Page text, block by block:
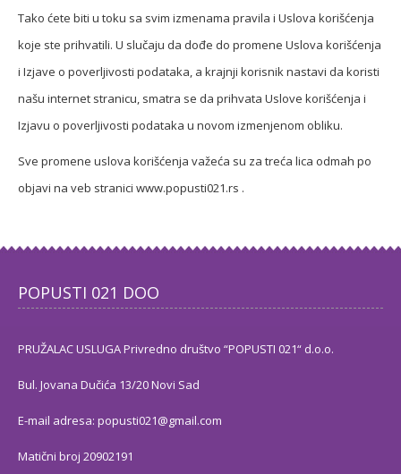
Tako ćete biti u toku sa svim izmenama pravila i Uslova korišćenja
koje ste prihvatili. U slučaju da dođe do promene Uslova korišćenja
i Izjave o poverljivosti podataka, a krajnji korisnik nastavi da koristi
našu internet stranicu, smatra se da prihvata Uslove korišćenja i
Izjavu o poverljivosti podataka u novom izmenjenom obliku.
Sve promene uslova korišćenja važeća su za treća lica odmah po
objavi na veb stranici www.popusti021.rs .
POPUSTI 021 DOO
PRUŽALAC USLUGA Privredno društvo “POPUSTI 021“ d.o.o.
Bul. Jovana Dučića 13/20 Novi Sad
E-mail adresa: popusti021@gmail.com
Matični broj 20902191